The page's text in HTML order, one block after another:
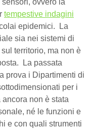
ovvero la
tempestive indagini
epidemici. La
sia nei sistemi di
territorio, ma non è
La passata
prova i Dipartimenti di
per i
non è stata
né le funzioni e
e con quali strumenti